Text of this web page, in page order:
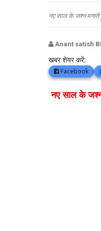
नए साल के जश्न मनाते
Anant satish
खबर शेयर करें:
Facebook
नए साल के जश्न